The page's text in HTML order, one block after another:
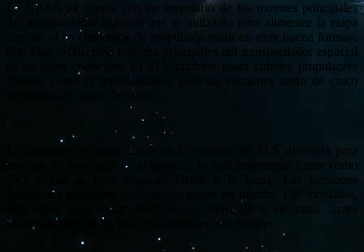
La NASA ya cuenta con un inventario de los motores principales
del transbordador espacial que se utilizarán para alimentar la etapa
central. «Los elementos de propulsión están en muy buena forma»,
dijo May. «Dieciséis motores principales del transbordador espacial
es un buen comienzo. El SLS también usará cohetes propulsores
sólidos, como el transbordador, pero las versiones serán de cinco
segmentos en lugar de cuatro.
La atención se centra ahora en la versión del SLS diseñada para
levantar 70 toneladas en el espacio, lo suficientemente fuerte como
posteriores se espera que puedan poner en marcha 130 toneladas,
suficientes para llevar módulos de aterrizaje o de otras naves
espaciales adecuadas para ir a cualquier otro destino.